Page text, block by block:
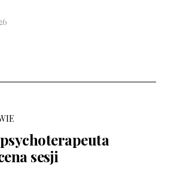
sesji